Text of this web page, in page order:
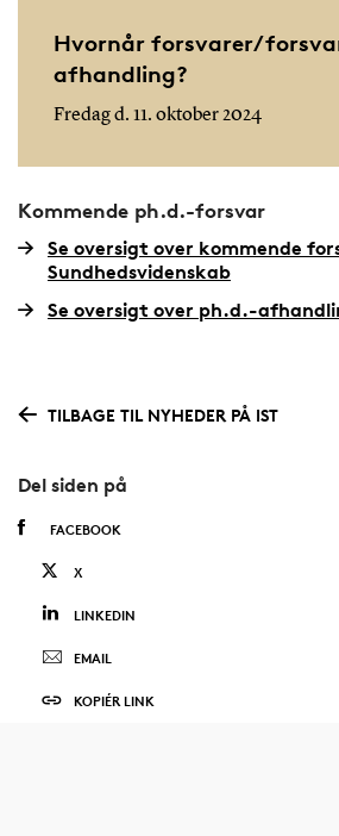
Hvornår forsvarer/
afhandling?
Fredag d. 11. oktober 2024
Kommende ph.d.-forsvar
Se oversigt over kommende
Sundhedsvidenskab
Se oversigt over ph.d.-
TILBAGE TIL NYHEDER PÅ IST
Del siden på
FACEBOOK
X
LINKEDIN
EMAIL
KOPIÉR LINK